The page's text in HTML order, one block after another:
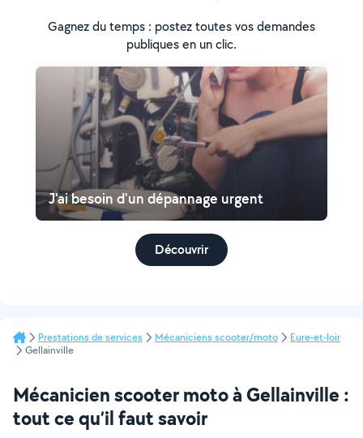
Gagnez du temps : postez toutes vos demandes
publiques en un clic.
J'ai besoin d'un dépannage urgent
Découvrir
Prestations de services Mécaniciens scooter/moto
Eure-et-loir
Gellainville
Mécanicien scooter moto à Gellainville :
tout ce qu’il faut savoir